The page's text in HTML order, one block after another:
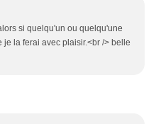
si quelqu'un ou quelqu'une
la ferai avec plaisir.<br /> belle